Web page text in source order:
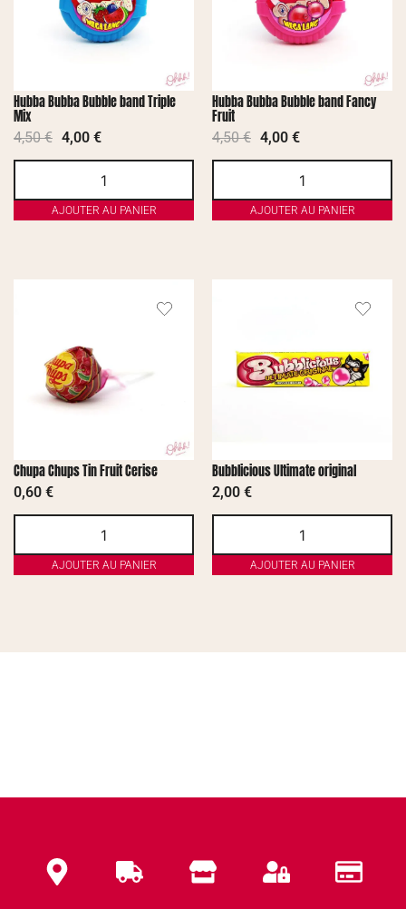
Hubba Bubba Bubble band Triple
Mix
4,50€ 4,00 €
AJOUTER AU PANIER
Hubba Bubba Bubble band Fancy
Fruit
4,50€ 4,00 €
AJOUTER AU PANIER
Chupa Chups Tin Fruit Cerise
0,60 €
AJOUTER AU PANIER
Bubblicious Ultimate original
2,00 €
AJOUTER AU PANIER